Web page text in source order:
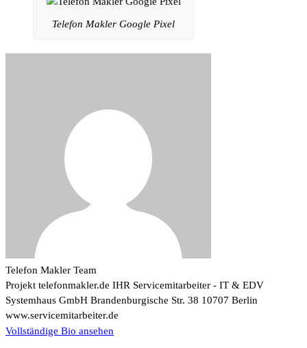
Telefon Makler Google Pixel
Telefon Makler Team
Projekt telefonmakler.de IHR Servicemitarbeiter - IT & EDV
Systemhaus GmbH Brandenburgische Str. 38 10707 Berlin
www.servicemitarbeiter.de
Vollständige Bio ansehen